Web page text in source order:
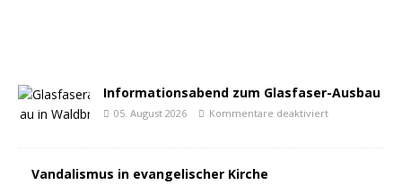
Informationsabend zum Glasfaser-Ausbau
05. August 2026 Kommentare deaktiviert
Vandalismus in evangelischer Kirche